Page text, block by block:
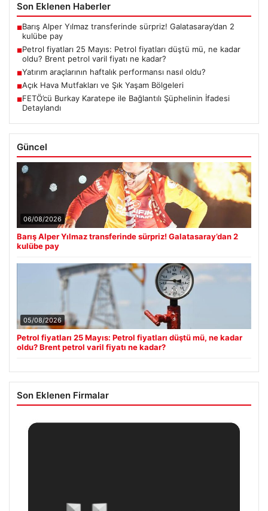
Son Eklenen Haberler
■Barış Alper Yılmaz transferinde sürpriz! Galatasaray’dan 2
kulübe pay
■Petrol fiyatları 25 Mayıs: Petrol fiyatları düştü mü, ne kadar
oldu? Brent petrol varil fiyatı ne kadar?
■Yatırım araçlarının haftalık performansı nasıl oldu?
■Açık Hava Mutfakları ve Şık Yaşam Bölgeleri
■FETÖ’cü Burkay Karatepe ile Bağlantılı Şüphelinin İfadesi
Detaylandı
Güncel
06/08/2026
Barış Alper Yılmaz transferinde sürpriz! Galatasaray’dan 2
kulübe pay
05/08/2026
Petrol fiyatları 25 Mayıs: Petrol fiyatları düştü mü, ne kadar
oldu? Brent petrol varil fiyatı ne kadar?
Son Eklenen Firmalar